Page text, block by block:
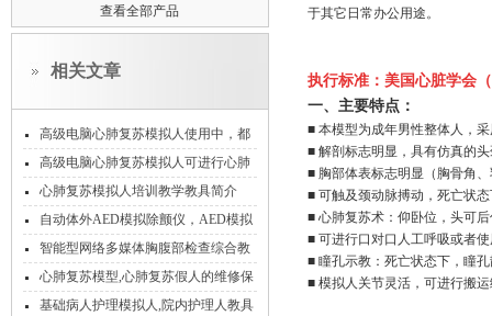
于其它日常办公用途。
执行标准：美国心脏学会
一、主要特点：
■ 本模型为成年男性整体人，
■ 解剖标志明显，具有仿真的
■ 胸部体表标志明显（胸骨角
■ 可触及颈动脉搏动，死亡状
■ 心肺复苏术：仰卧位，头可
■ 可进行口对口人工呼吸或者
■ 瞳孔示教：死亡状态下，瞳
■ 模拟人关节灵活，可进行搬
查看全部产品
相关文章
高级电脑心肺复苏模拟人使用中，都
有可能会出现哪些故障现象
高级电脑心肺复苏模拟人可进行心肺
复苏训练、模式考核和实战考核
心肺复苏模拟人培训教学教具简介
自动体外AED模拟除颤仪，AED模拟
除颤仪操作方法
智能型网络多媒体胸腹部检查综合教
学系统
心肺复苏模型,心肺复苏假人的维修保
养和注意事项
基础病人护理模拟人,院内护理人教具